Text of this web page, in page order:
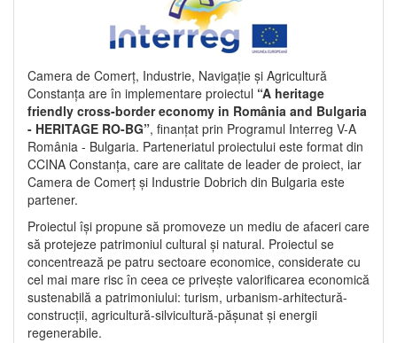
Camera de Comerț, Industrie, Navigație și Agricultură
Constanța are în implementare proiectul “A heritage
friendly cross-border economy in România and Bulgaria
- HERITAGE RO-BG”, finanțat prin Programul Interreg V-A
România - Bulgaria. Parteneriatul proiectului este format din
CCINA Constanța, care are calitate de leader de proiect, iar
Camera de Comerț și Industrie Dobrich din Bulgaria este
partener.
Proiectul își propune să promoveze un mediu de afaceri care
să protejeze patrimoniul cultural și natural. Proiectul se
concentrează pe patru sectoare economice, considerate cu
cel mai mare risc în ceea ce privește valorificarea economică
sustenabilă a patrimoniului: turism, urbanism-arhitectură-
construcții, agricultură-silvicultură-pășunat și energii
regenerabile.